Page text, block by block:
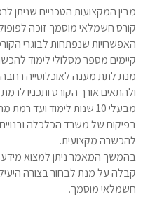
מבין המקצועות הטכניים שניתן
קורס חשמלאי מוסמך זוכה
האפשרויות שנפתחות לבוגרי
קיימים מספר מסלולי לימוד
מנת לתת מענה לאוכלוסייה
ולהתאים אורך הקורס ותכניו
מבעלי 10 שנות לימוד ועד
בפיקוח של משרד הכלכלה
להכשרה מקצועית.
בהמשך המאמר ניתן למצוא מידע
קבלה על מנת לבחור בצורה
חשמלאי מוסמך.